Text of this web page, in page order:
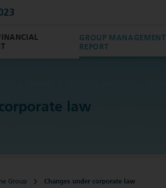
GROUP MANAGEMENT
REPORT
law
Group Changes under corporate law